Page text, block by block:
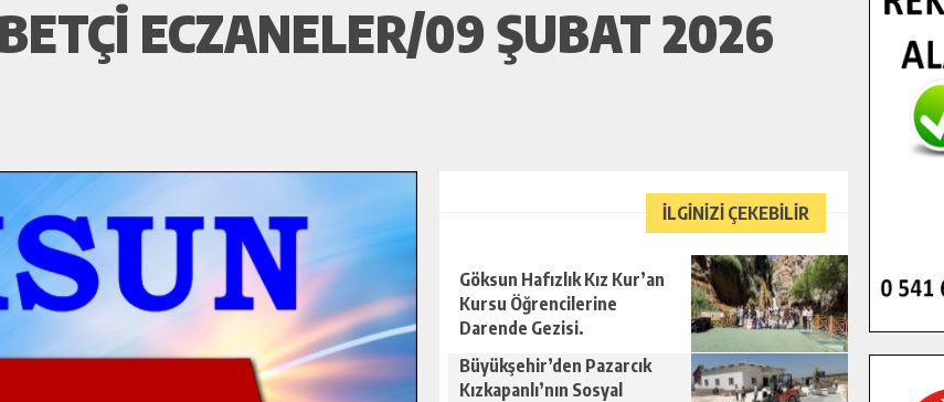
ECZANELER/09 ŞUBAT 2026
İLGİNİZİ ÇEKEBİLİR
Göksun Hafızlık Kız Kur’an
Kursu Öğrencilerine
Darende Gezisi.
Büyükşehir’den Pazarcık
Kızkapanlı’nın Sosyal